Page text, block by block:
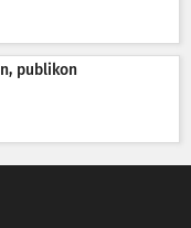
publikon